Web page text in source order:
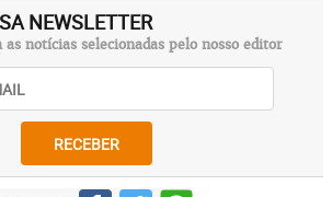
NEWSLETTER
as notícias selecionadas pelo nosso editor
RECEBER